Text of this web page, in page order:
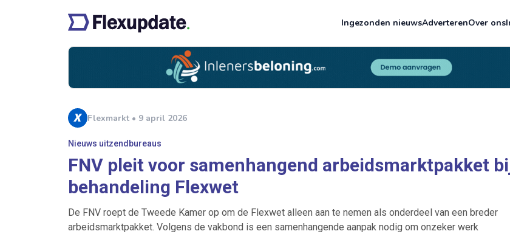
Ingezonden nieuwsAdverterenOver ons
Flexmarkt • 9 april 2026
Nieuws uitzendbureaus
FNV pleit voor samenhangend arbeidsmarktpakket
behandeling Flexwet
De FNV roept de Tweede Kamer op om de Flexwet alleen aan te nemen als onderdeel van een breder
arbeidsmarktpakket. Volgens de vakbond is een samenhangende aanpak nodig om onzeker werk